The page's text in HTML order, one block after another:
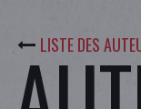
LISTE DES